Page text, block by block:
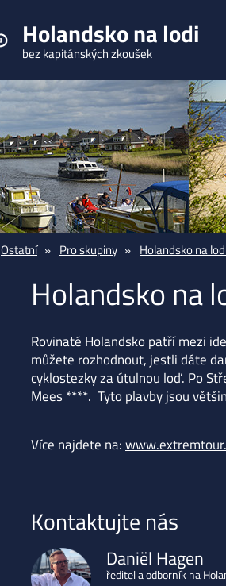
Holandsko na lodi
bez kapitánských zkoušek
Ostatní Pro skupiny Holandsko na
Holandsko na
Rovinaté Holandsko patří mezi
můžete rozhodnout, jestli dáte
cyklostezky za útulnou loď. Po
Mees ****. Tyto plavby jsou
Více najdete na:
Kontaktujte nás
Daniël Hagen
ředitel a odborník na